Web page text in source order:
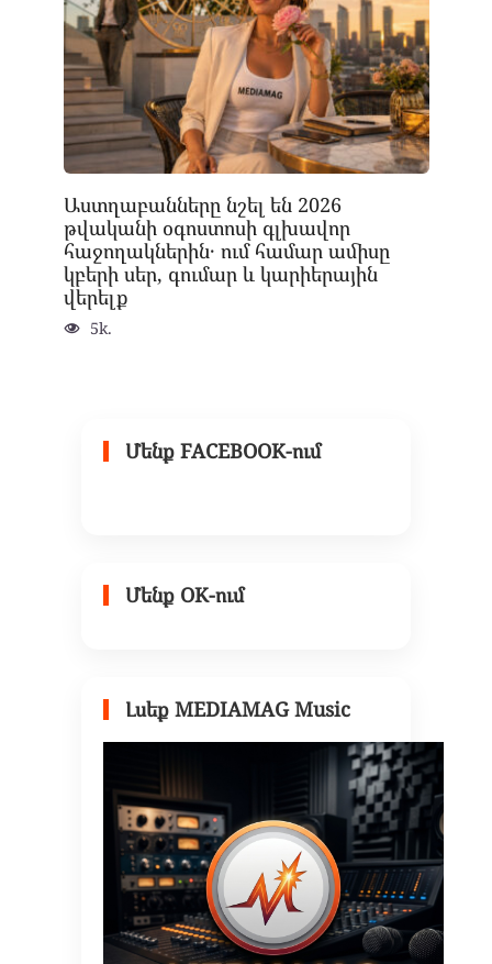
Աստղաբանները նշել են 2026
թվականի օգոստոսի գլխավոր
հաջողակներին․ ում համար ամիսը
կբերի սեր, գումար և կարիերային
վերելք
5k.
Մենք FACEBOOK-ում
Մենք OK-ում
Լսեք MEDIAMAG Music